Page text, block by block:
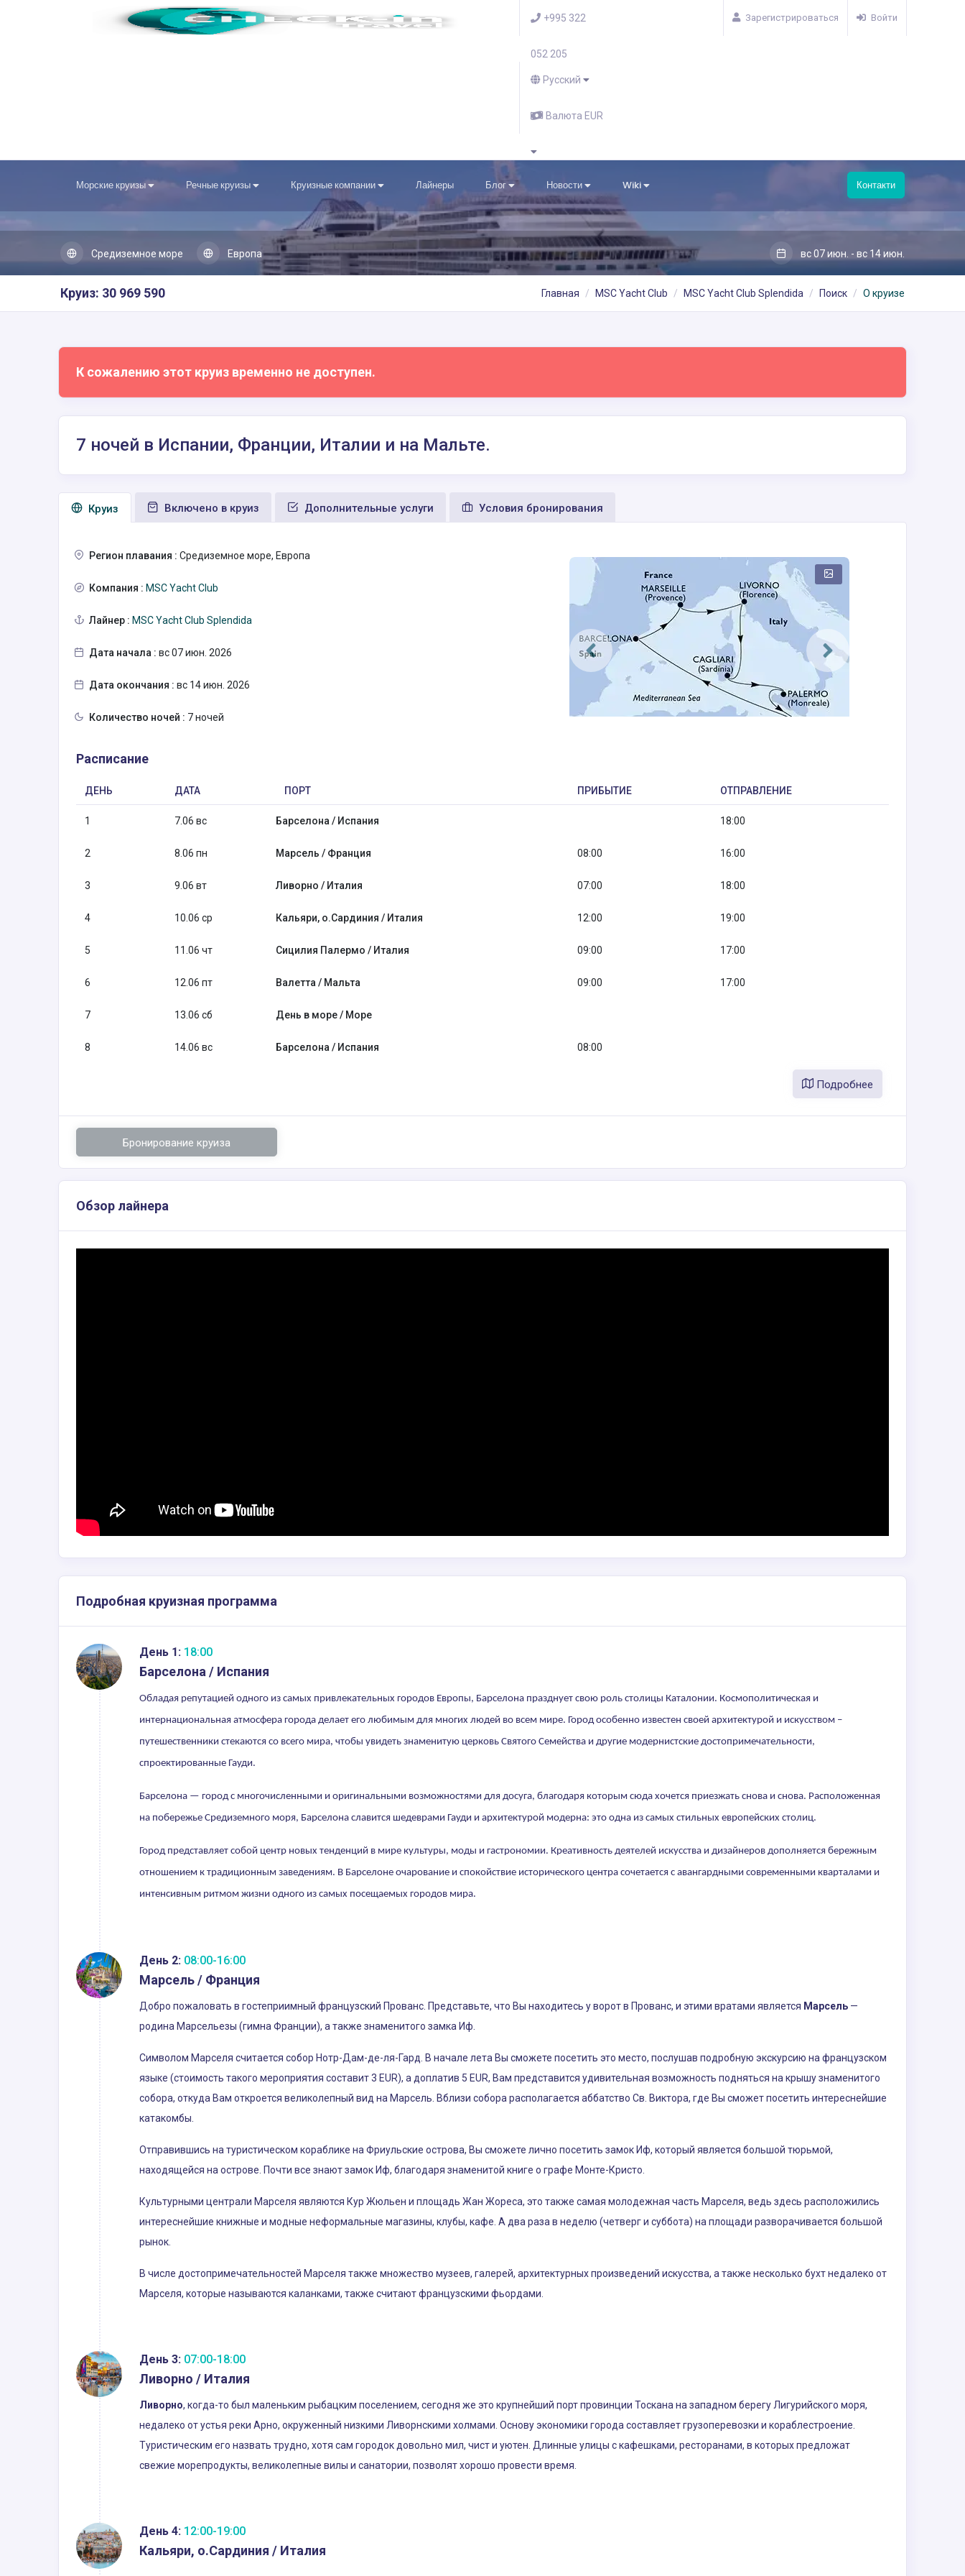
+995 322
052 205
Русский
Валюта EUR
Зарегистрироваться Войти
Морские круизы Речные круизы Круизные компании Лайнеры Блог Новости Wiki Контакти
Средиземное море Европа вс 07 июн. - вс 14 июн.
Круиз: 30 969 590 Главная MSC Yacht Club MSC Yacht Club Splendida Поиск О круизе
К сожалению этот круиз временно не доступен.
7 ночей в Испании, Франции, Италии и на Мальте.
Круиз Включено в круиз Дополнительные услуги Условия бронирования
Регион плавания : Средиземное море, Европа
Компания : MSC Yacht Club
Лайнер : MSC Yacht Club Splendida
Дата начала : вс 07 июн. 2026
Дата окончания : вс 14 июн. 2026
Количество ночей : 7 ночей
Расписание
ДЕНЬ ДАТА ПОРТ ПРИБЫТИЕ ОТПРАВЛЕНИЕ
1 7.06 вс Барселона / Испания 18:00
2 8.06 пн Марсель / Франция 08:00 16:00
3 9.06 вт Ливорно / Италия 07:00 18:00
4 10.06 ср Кальяри, о.Сардиния / Италия 12:00 19:00
5 11.06 чт Сицилия Палермо / Италия 09:00 17:00
6 12.06 пт Валетта / Мальта 09:00 17:00
7 13.06 сб День в море / Море
8 14.06 вс Барселона / Испания 08:00
Подробнее
Бронирование круиза
Обзор лайнера
Подробная круизная программа
День 1: 18:00
Барселона / Испания
Обладая репутацией одного из самых привлекательных городов Европы, Барселона празднует свою роль столицы Каталонии. Космополитическая и
интернациональная атмосфера города делает его любимым для многих людей во всем мире. Город особенно известен своей архитектурой и искусством –
путешественники стекаются со всего мира, чтобы увидеть знаменитую церковь Святого Семейства и другие модернистские достопримечательности,
спроектированные Гауди.
Барселона — город с многочисленными и оригинальными возможностями для досуга, благодаря которым сюда хочется приезжать снова и снова. Расположенная
на побережье Средиземного моря, Барселона славится шедеврами Гауди и архитектурой модерна: это одна из самых стильных европейских столиц.
Город представляет собой центр новых тенденций в мире культуры, моды и гастрономии. Креативность деятелей искусства и дизайнеров дополняется бережным
отношением к традиционным заведениям. В Барселоне очарование и спокойствие исторического центра сочетается с авангардными современными кварталами и
интенсивным ритмом жизни одного из самых посещаемых городов мира.
День 2: 08:00-16:00
Марсель / Франция
Добро пожаловать в гостеприимный французский Прованс. Представьте, что Вы находитесь у ворот в Прованс, и этими вратами является Марсель —
родина Марсельезы (гимна Франции), а также знаменитого замка Иф.
Символом Марселя считается собор Нотр-Дам-де-ля-Гард. В начале лета Вы сможете посетить это место, послушав подробную экскурсию на французском
языке (стоимость такого мероприятия составит 3 EUR), а доплатив 5 EUR, Вам представится удивительная возможность подняться на крышу знаменитого
собора, откуда Вам откроется великолепный вид на Марсель. Вблизи собора располагается аббатство Св. Виктора, где Вы сможет посетить интереснейшие
катакомбы.
Отправившись на туристическом кораблике на Фриульские острова, Вы сможете лично посетить замок Иф, который является большой тюрьмой,
находящейся на острове. Почти все знают замок Иф, благодаря знаменитой книге о графе Монте-Кристо.
Культурными централи Марселя являются Кур Жюльен и площадь Жан Жореса, это также самая молодежная часть Марселя, ведь здесь расположились
интереснейшие книжные и модные неформальные магазины, клубы, кафе. А два раза в неделю (четверг и суббота) на площади разворачивается большой
рынок.
В числе достопримечательностей Марселя также множество музеев, галерей, архитектурных произведений искусства, а также несколько бухт недалеко от
Марселя, которые называются каланками, также считают французскими фьордами.
День 3: 07:00-18:00
Ливорно / Италия
Ливорно, когда-то был маленьким рыбацким поселением, сегодня же это крупнейший порт провинции Тоскана на западном берегу Лигурийского моря,
недалеко от устья реки Арно, окруженный низкими Ливорнскими холмами. Основу экономики города составляет грузоперевозки и кораблестроение.
Туристическим его назвать трудно, хотя сам городок довольно мил, чист и уютен. Длинные улицы с кафешками, ресторанами, в которых предложат
свежие морепродукты, великолепные вилы и санатории, позволят хорошо провести время.
День 4: 12:00-19:00
Кальяри, о.Сардиния / Италия